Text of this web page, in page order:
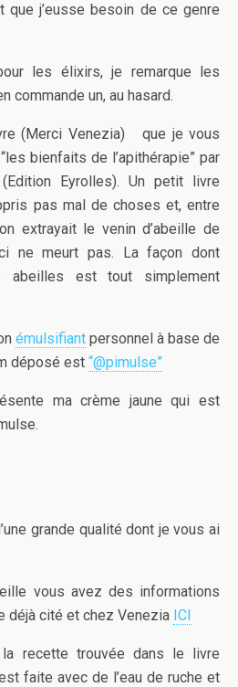
que j’eusse besoin de ce genre
les élixirs, je remarque les
commande un, au hasard.
(Merci Venezia) que je vous
bienfaits de l’apithérapie” par
(Edition Eyrolles). Un petit livre
pas mal de choses et, entre
extrayait le venin d’abeille de
ne meurt pas. La façon dont
abeilles est tout simplement
émulsifiant personnel à base de
déposé est “@pimulse”
ma crème jaune qui est
grande qualité dont je vous ai
vous avez des informations
déjà cité et chez Venezia ICI
la recette trouvée dans le livre
faite avec de l’eau de ruche et